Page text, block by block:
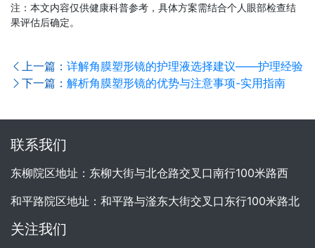
注：本文内容仅供健康科普参考，具体方案需结合个人眼部检查结
果评估后确定。
上一篇： 详解角膜塑形镜的护理液选择建议——护理经验
下一篇： 解析角膜塑形镜的优势与注意事项-实用指南
联系我们
东柳院区地址：东柳大街与北仓路交叉口南行100米路西
和平路院区地址：和平路与滏东大街交叉口东行100米路北
关注我们